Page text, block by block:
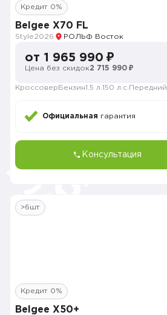
Кредит 0%
Belgee X70 FL
Style2026 РОЛЬФ Восток
от 1 965 990 ₽
Цена без скидок2 715 990 ₽
Кроссовер Бензин1.5 л. 150 л.с. Передний
Официальная гарантия
Консультация
>6шт
Кредит 0%
Belgee X50+